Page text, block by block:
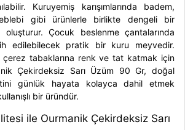
Kuruyemiş karışımlarında badem,
gibi ürünlerle birlikte dengeli bir
oluşturur. Çocuk beslenme çantalarında
edilebilecek pratik bir kuru meyvedir.
çerez tabaklarına renk ve tat katmak için
Çekirdeksiz Sarı Üzüm 90 Gr, doğal
günlük hayata kolayca dahil etmek
bir üründür.
ile Ourmanik Çekirdeksiz Sarı